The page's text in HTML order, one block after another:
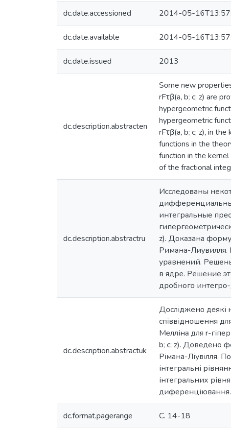
dc.date.accessioned 2014-05-
dc.date.available 2014-05-
dc.date.issued 2013
dc.description.abstracten
Some new
rFτβ(a, b; c; z) are
hypergeometric
hypergeometric
rFτβ(a, b; c; z), in
functions in the
function in the
of the fractional
dc.description.abstractru
Исследованы
интегральные
z). Доказана
Римана-Лиувилля.
уравнений.
в ядре. Решение
дробного
dc.description.abstractuk
Досліджено деякі
співвідношення
Мелліна для r-
b; c; z). Доведено
Рімана-Ліувілля.
інтегральні
інтегральних
диференціювання.
dc.format.pagerange C. 14-18